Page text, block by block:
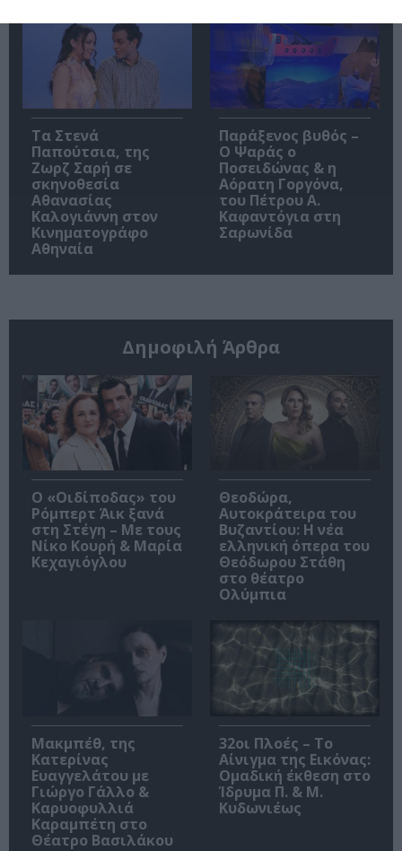
Τα Στενά
Παπούτσια, της
Ζωρζ Σαρή σε
σκηνοθεσία
Αθανασίας
Καλογιάννη στον
Κινηματογράφο
Αθηναία
Παράξενος βυθός –
Ο Ψαράς ο
Ποσειδώνας & η
Αόρατη Γοργόνα,
του Πέτρου Α.
Καφαντόγια στη
Σαρωνίδα
Δημοφιλή Άρθρα
O «Οιδίποδας» του
Ρόμπερτ Άικ ξανά
στη Στέγη – Με τους
Νίκο Κουρή & Μαρία
Κεχαγιόγλου
Θεοδώρα,
Αυτοκράτειρα του
Βυζαντίου: Η νέα
ελληνική όπερα του
Θεόδωρου Στάθη
στο θέατρο
Ολύμπια
Μακμπέθ, της
Κατερίνας
Ευαγγελάτου με
Γιώργο Γάλλο &
Καρυοφυλλιά
Καραμπέτη στο
Θέατρο Βασιλάκου
32οι Πλοές – Το
Αίνιγμα της Εικόνας:
Ομαδική έκθεση στο
Ίδρυμα Π. & Μ.
Κυδωνιέως